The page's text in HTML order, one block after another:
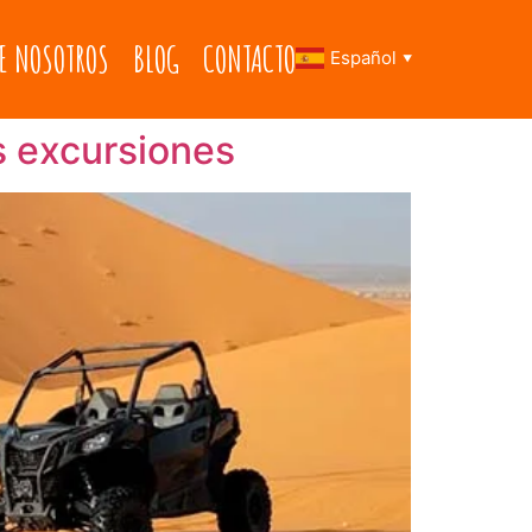
NOSOTROS BLOG CONTACTO Español ▼
excursiones